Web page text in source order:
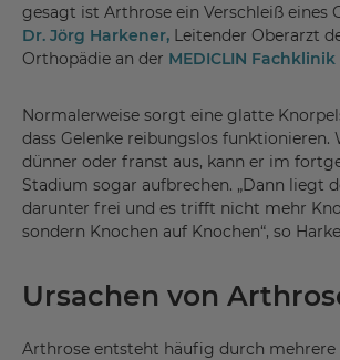
gesagt ist Arthrose ein Verschleiß eines
Dr. Jörg Harkener, Leitender Oberarzt
Orthopädie an der MEDICLIN
Normalerweise sorgt eine glatte
dass Gelenke reibungslos funktionieren.
dünner oder franst aus, kann er im
Stadium sogar aufbrechen. „Dann liegt
darunter frei und es trifft nicht mehr
sondern Knochen auf Knochen“, so
Ursachen von
Arthrose entsteht häufig durch mehrere